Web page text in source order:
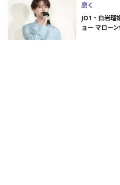
磨く
JO1・白岩
ョー マロー